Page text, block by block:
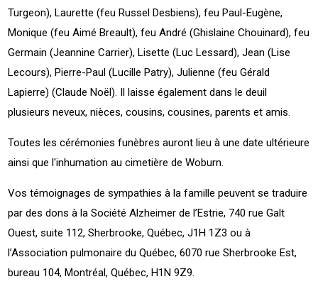
Turgeon), Laurette (feu Russel Desbiens), feu Paul-Eugène,
Monique (feu Aimé Breault), feu André (Ghislaine Chouinard), feu
Germain (Jeannine Carrier), Lisette (Luc Lessard), Jean (Lise
Lecours), Pierre-Paul (Lucille Patry), Julienne (feu Gérald
Lapierre) (Claude Noël). Il laisse également dans le deuil
plusieurs neveux, nièces, cousins, cousines, parents et amis.
Toutes les cérémonies funèbres auront lieu à une date ultérieure
ainsi que l'inhumation au cimetière de Woburn.
Vos témoignages de sympathies à la famille peuvent se traduire
par des dons à la Société Alzheimer de l’Estrie, 740 rue Galt
Ouest, suite 112, Sherbrooke, Québec, J1H 1Z3 ou à
l’Association pulmonaire du Québec, 6070 rue Sherbrooke Est,
bureau 104, Montréal, Québec, H1N 9Z9.